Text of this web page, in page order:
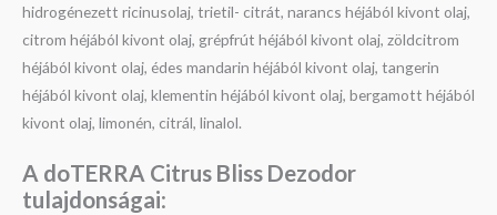
hidrogénezett ricinusolaj, trietil- citrát, narancs héjából kivont olaj,
citrom héjából kivont olaj, grépfrút héjából kivont olaj, zöldcitrom
héjából kivont olaj, édes mandarin héjából kivont olaj, tangerin
héjából kivont olaj, klementin héjából kivont olaj, bergamott héjából
kivont olaj, limonén, citrál, linalol.
A doTERRA Citrus Bliss Dezodor
tulajdonságai: